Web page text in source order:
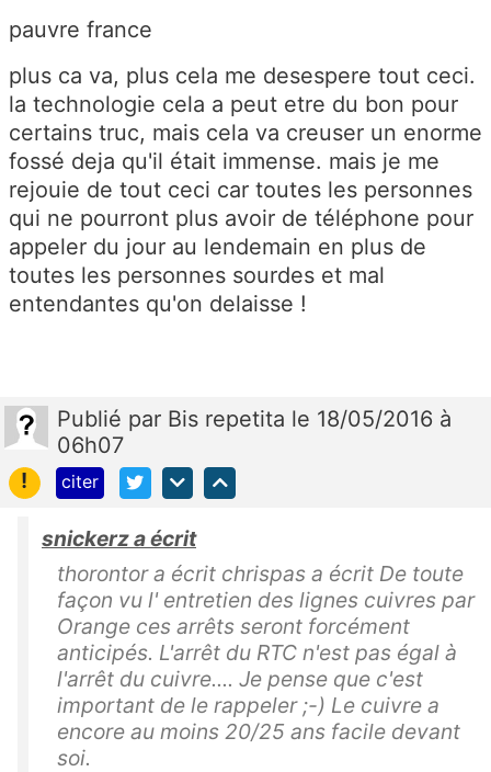
pauvre france
plus ca va, plus cela me desespere tout ceci.
la technologie cela a peut etre du bon pour
certains truc, mais cela va creuser un enorme
fossé deja qu'il était immense. mais je me
rejouie de tout ceci car toutes les personnes
qui ne pourront plus avoir de téléphone pour
appeler du jour au lendemain en plus de
toutes les personnes sourdes et mal
entendantes qu'on delaisse !
Publié par Bis repetita le 18/05/2016 à
06h07
!
citer
snickerz a écrit
thorontor a écrit chrispas a écrit De toute
façon vu l' entretien des lignes cuivres par
Orange ces arrêts seront forcément
anticipés. L'arrêt du RTC n'est pas égal à
l'arrêt du cuivre.... Je pense que c'est
important de le rappeler ;-) Le cuivre a
encore au moins 20/25 ans facile devant
soi.